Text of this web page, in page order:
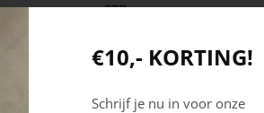
STD
€10,- KORTING!
Schrijf je nu in voor onze